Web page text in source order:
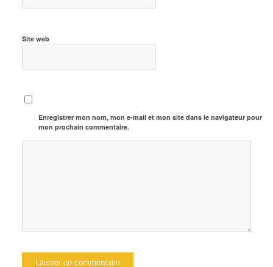
Site web
Enregistrer mon nom, mon e-mail et mon site dans le navigateur pour
mon prochain commentaire.